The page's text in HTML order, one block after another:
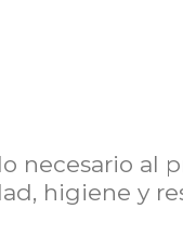
necesario al
higiene y